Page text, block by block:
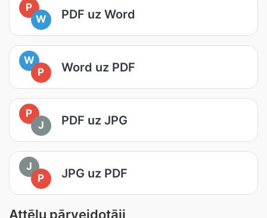
P
W
PDF uz Word
W
P
Word uz PDF
P
J
PDF uz JPG
J
P
JPG uz PDF
Attēlu pārveidotāji